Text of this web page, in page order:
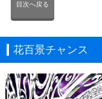
目次へ戻る
花百景チャンス